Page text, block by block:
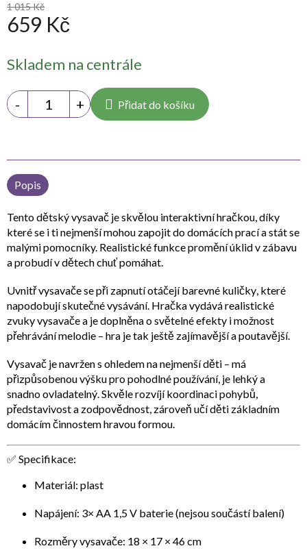
1 015 Kč
659 Kč
cena:
Skladem na centrále
Přidat do košíku
Popis
Tentodětský vysavač je skvělou interaktivní hračkou, díky
které se i ti nejmenší mohou zapojit do domácích prací a stát se
malými pomocníky. Realistické funkce promění úklid v zábavu
a probudí v dětech chuť pomáhat.
Uvnitř vysavače se při zapnutíotáčejí barevné kuličky, které
napodobují skutečné vysávání. Hračka vydávárealistické
zvuky vysavačea je doplněna osvětelné efekty i možnost
přehrávání melodie – hra je tak ještě zajímavější a poutavější.
Vysavač je navržen s ohledem na nejmenší děti – má
přizpůsobenou výškupro pohodlné používání, je lehký a
snadno ovladatelný. Skvěle rozvíjíkoordinaci pohybů,
představivost a zodpovědnost, zároveň učí děti základním
domácím činnostem hravou formou.
✅ Specifikace:
Materiál: plast
Napájení: 3× AA 1,5 V baterie (nejsou součástí balení)
Rozměry vysavače: 18 × 17 × 46 cm